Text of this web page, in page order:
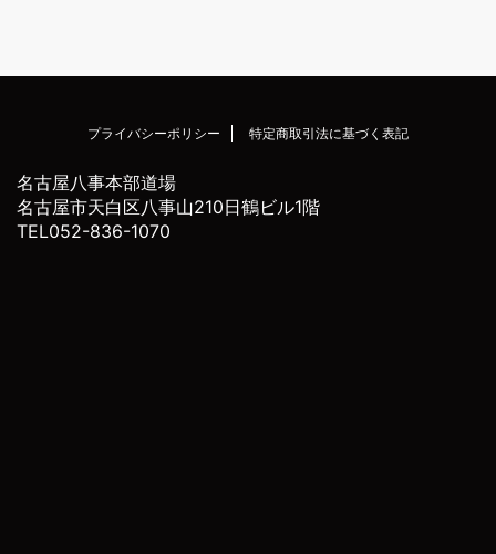
プライバシーポリシー 特定商取引法に基づく表記
名古屋八事本部道場
名古屋市天白区八事山210日鶴ビル1階
TEL052-836-1070